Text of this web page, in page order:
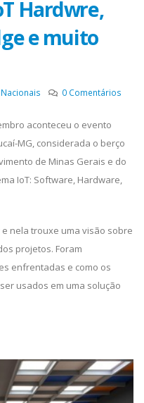
Hardwre,
e muito
0 Comentários
aconteceu o evento
MG, considerada o berço
de Minas Gerais e do
IoT: Software, Hardware,
nela trouxe uma visão sobre
projetos. Foram
enfrentadas e como os
usados em uma solução